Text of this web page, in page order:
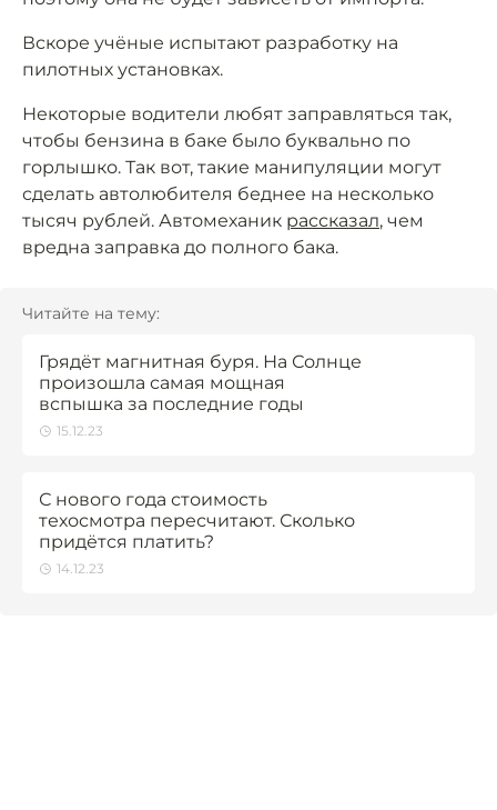
Вскоре учёные испытают разработку на
пилотных установках.
Некоторые водители любят заправляться так,
чтобы бензина в баке было буквально по
горлышко. Так вот, такие манипуляции могут
сделать автолюбителя беднее на несколько
тысяч рублей. Автомеханик рассказал, чем
вредна заправка до полного бака.
Читайте на тему:
Грядёт магнитная буря. На Солнце
произошла самая мощная
вспышка за последние годы
15.12.23
С нового года стоимость
техосмотра пересчитают. Сколько
придётся платить?
14.12.23